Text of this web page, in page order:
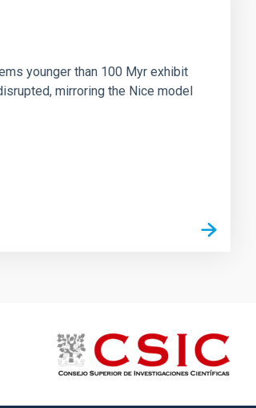
younger than 100 Myr exhibit
mirroring the Nice model